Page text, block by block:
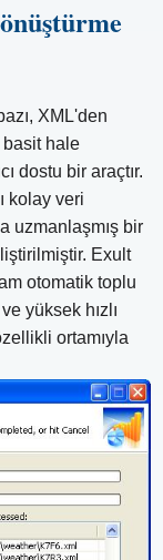
XML'den
hale
dostu bir araçtır.
kolay veri
uzmanlaşmış bir
Exult
otomatik toplu
yüksek hızlı
ortamıyla